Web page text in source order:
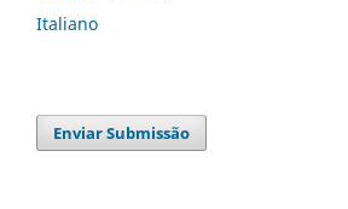
Italiano
Enviar Submissão